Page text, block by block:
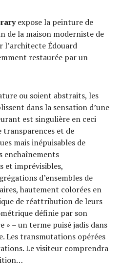
expose la peinture de
de la maison moderniste de
l’architecte Édouard
restaurée par un
ou soient abstraits, les
dans la sensation d’une
est singulière en ceci
transparences et de
mais inépuisables de
enchaînements
et imprévisibles,
d’ensembles de
hautement colorées en
de réattribution de leurs
définie par son
» – un terme puisé jadis dans
Les transmutations opérées
Le visiteur comprendra